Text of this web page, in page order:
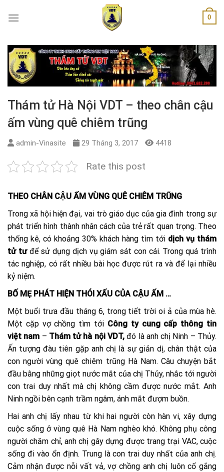
0
Thám tử Hà Nội VDT – theo chân cậu
ấm vùng quê chiêm trũng
admin-Vinasite 29 Tháng 3, 2017 4418
Rate this post
THEO CHÂN CẬU ẤM VÙNG QUÊ CHIÊM TRŨNG
Trong xã hội hiện đại, vai trò giáo dục của gia đình trong sự
phát triển hình thành nhân cách của trẻ rất quan trọng. Theo
thống kê, có khoảng 30% khách hàng tìm tới dịch vụ thám
tử tư để sử dụng dịch vụ giám sát con cái. Trong quá trình
tác nghiệp, có rất nhiều bài học được rút ra và để lại nhiều
kỷ niệm.
BỐ MẸ PHÁT HIỆN THÓI XẤU CỦA CẬU ẤM …
Một buổi trưa đầu tháng 6, trong tiết trời oi ả của mùa hè.
Một cặp vợ chồng tìm tới Công ty cung cấp thông tin
việt nam – Thám tử hà nội VDT,đó là anh chị Ninh – Thủy.
Ấn tượng đàu tiên gặp anh chị là sự giản dị, chân thật của
con người vùng quê chiêm trũng Hà Nam. Câu chuyện bắt
đầu bằng những giọt nước mắt của chị Thủy, nhắc tới người
con trai duy nhất mà chị không cầm được nước mắt. Anh
Ninh ngồi bên cạnh trầm ngâm, ánh mắt đượm buồn.
Hai anh chị lấy nhau từ khi hai người còn hàn vi, xây dựng
cuộc sống ở vùng quê Hà Nam nghèo khó. Không phụ công
người chăm chỉ, anh chị gây dựng được trang trại VAC, cuộc
sống đi vào ổn định. Trung là con trai duy nhất của anh chị.
Cảm nhận được nỗi vất vả, vợ chồng anh chị luôn cố gắng